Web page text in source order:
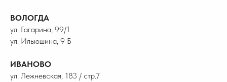
ВОЛОГДА
ул. Гагарина, 99/1
ул. Ильюшина, 9 Б
ИВАНОВО
ул. Лежневская, 183 / стр.7